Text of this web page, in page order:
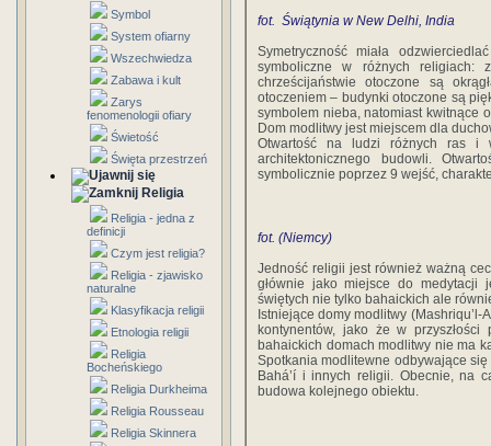
Symbol
System ofiarny
Wszechwiedza
Zabawa i kult
Zarys
fenomenologii ofiary
Świetość
Święta przestrzeń
Religia
Religia - jedna z
definicji
Czym jest religia?
Religia - zjawisko
naturalne
Klasyfikacja religii
Etnologia religii
Religia
Bocheńskiego
Religia Durkheima
Religia Rousseau
Religia Skinnera
fot. Świątynia w New Delhi, India
Symetryczność miała
symboliczne w różnych religiach:
chrześcijaństwie otoczone są
otoczeniem – budynki otoczone są
symbolem nieba, natomiast kwitnące
Dom modlitwy jest miejscem dla
Otwartość na ludzi różnych ras i
architektonicznego budowli.
symbolicznie poprzez 9 wejść,
fot. (Niemcy)
Jedność religii jest również ważną
głównie jako miejsce do medytacji
świętych nie tylko bahaickich ale
Istniejące domy modlitwy
kontynentów, jako że w
bahaickich domach modlitwy nie ma
Spotkania modlitewne odbywające
Bahá’í i innych religii. Obecnie, na
budowa kolejnego obiektu.